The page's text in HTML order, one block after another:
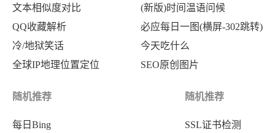
文本相似度对比
QQ收藏解析
冷/地狱笑话
全球IP地理位置定位
(新版)时间温语问候
必应每日一图(横屏-302跳转)
今天吃什么
SEO原创图片
随机推荐
每日Bing
随机推荐
SSL证书检测